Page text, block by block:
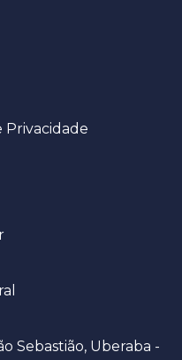
Privacidade
Sebastião, Uberaba -